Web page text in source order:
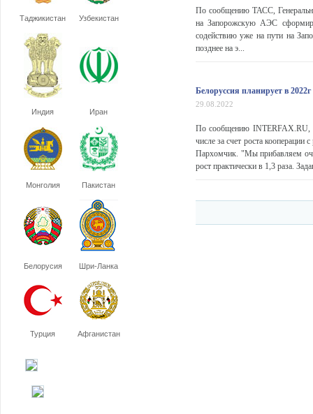
Таджикистан Узбекистан
Индия Иран
Монголия Пакистан
Белорусия Шри-Ланка
Турция Афганистан
По сообщению ТАСС,
на Запорожскую АЭС
содействию уже на пути на
позднее на э...
Белоруссия планирует в
29.08.2022
По сообщению INTERFAX.RU,
числе за счет роста
Пархомчик. "Мы прибавляем
рост практически в 1,3 раза.